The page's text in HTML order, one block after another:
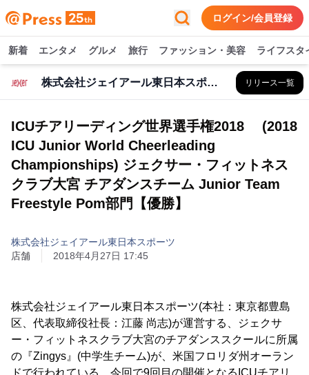
ログイン/会員登録
新着 エンタメ グルメ 旅行 ファッション・美容 ライフスタ
株式会社ジェイアール東日本スポーツ リリース一覧
ICUチアリーディング世界選手権2018 (2018
ICU Junior World Cheerleading
Championships) ジェクサー・フィットネス
クラブ大宮 チアダンスチーム Junior Team
Freestyle Pom部門【優勝】
株式会社ジェイアール東日本スポーツ
店舗
2018年4月27日 17:45
株式会社ジェイアール東日本スポーツ(本社：東京都豊島
区、代表取締役社長：江藤 尚志)が運営する、ジェクサ
ー・フィットネスクラブ大宮のチアダンススクールに所属
の『Zingys』(中学生チーム)が、米国フロリダ州オーラン
ドで行われている、今回で9回目の開催となるICUチアリ